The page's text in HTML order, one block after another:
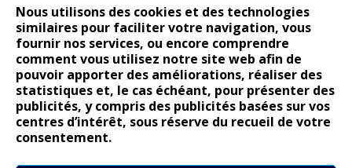
Nous utilisons des cookies et des technologies
similaires pour faciliter votre navigation, vous
fournir nos services, ou encore comprendre
comment vous utilisez notre site web afin de
pouvoir apporter des améliorations, réaliser des
statistiques et, le cas échéant, pour présenter des
publicités, y compris des publicités basées sur vos
centres d’intérêt, sous réserve du recueil de votre
consentement.
14 juillet : nouveau film de marque pour Citroën
Renault Espace : voyage, voyage…
Peugeot E-208 GTi : naissance d’une légende
COMMENTAIRES RÉCENTS
Bernard DardartdansDacia Sandero : pour les gens vrais